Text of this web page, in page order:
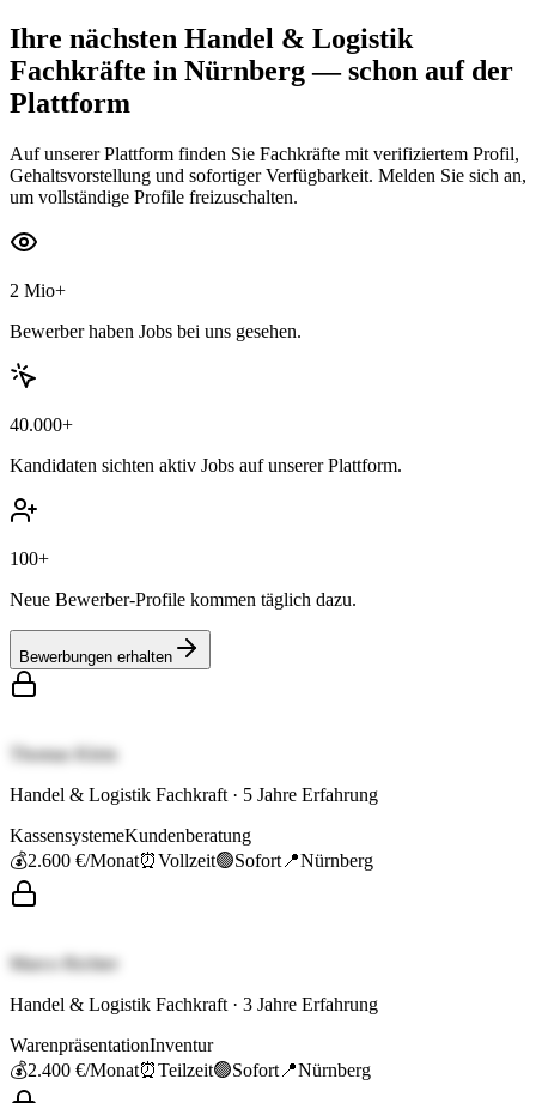
Ihre nächsten Handel & Logistik
Fachkräfte in Nürnberg— schon auf der
Plattform
Auf unserer Plattform finden Sie Fachkräfte mit verifiziertem Profil,
Gehaltsvorstellung und sofortiger Verfügbarkeit. Melden Sie sich an,
um vollständige Profile freizuschalten.
2 Mio+
Bewerber haben Jobs bei uns gesehen.
40.000+
Kandidaten sichten aktiv Jobs auf unserer Plattform.
100+
Neue Bewerber-Profile kommen täglich dazu.
Bewerbungen erhalten
Thomas Klein
Handel & Logistik Fachkraft · 5 Jahre Erfahrung
KassensystemeKundenberatung
💰2.600 €/Monat⏰Vollzeit🟢Sofort 📍Nürnberg
Marco Richter
Handel & Logistik Fachkraft · 3 Jahre Erfahrung
WarenpräsentationInventur
💰2.400 €/Monat⏰Teilzeit🟢Sofort 📍Nürnberg